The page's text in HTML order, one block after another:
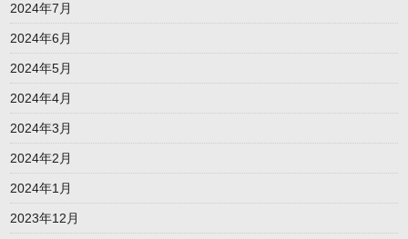
2024年7月
2024年6月
2024年5月
2024年4月
2024年3月
2024年2月
2024年1月
2023年12月